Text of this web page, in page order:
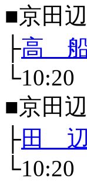
■京田
├高
■京田
├田 辺